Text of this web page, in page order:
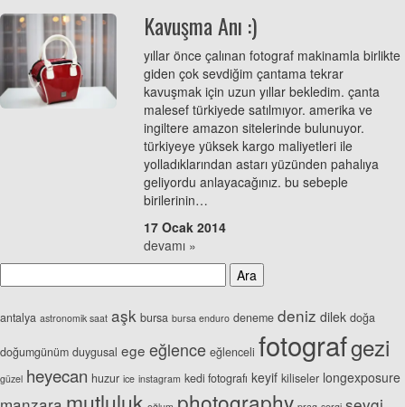
Kavuşma Anı :)
yıllar önce çalınan fotograf makinamla birlikte
giden çok sevdiğim çantama tekrar
kavuşmak için uzun yıllar bekledim. çanta
malesef türkiyede satılmıyor. amerika ve
ingiltere amazon sitelerinde bulunuyor.
türkiyeye yüksek kargo maliyetleri ile
yolladıklarından astarı yüzünden pahalıya
geliyordu anlayacağınız. bu sebeple
birilerinin…
17 Ocak 2014
devamı »
antalya astronomik saat aşk bursa bursa enduro deneme deniz dilek doğa
doğumgünüm duygusal ege eğlence eğlenceli fotografgezi
güzel heyecan huzur ice instagram kedi fotografı keyif kiliseler longexposure